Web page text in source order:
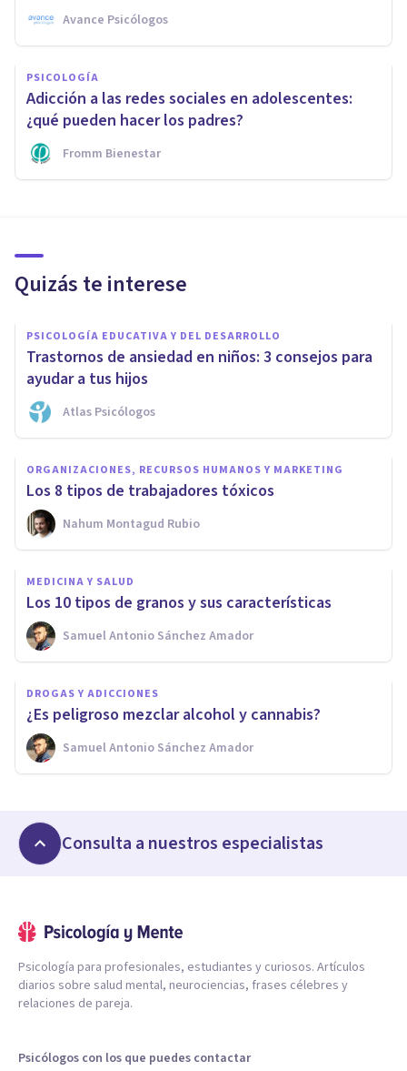
Avance Psicólogos
PSICOLOGÍA
Adicción a las redes sociales en adolescentes:
¿qué pueden hacer los padres?
Fromm Bienestar
Quizás te interese
PSICOLOGÍA EDUCATIVA Y DEL DESARROLLO
Trastornos de ansiedad en niños: 3 consejos para
ayudar a tus hijos
Atlas Psicólogos
ORGANIZACIONES, RECURSOS HUMANOS Y MARKETING
Los 8 tipos de trabajadores tóxicos
Nahum Montagud Rubio
MEDICINA Y SALUD
Los 10 tipos de granos y sus características
Samuel Antonio Sánchez Amador
DROGAS Y ADICCIONES
¿Es peligroso mezclar alcohol y cannabis?
Samuel Antonio Sánchez Amador
Consulta a nuestros especialistas
Psicología para profesionales, estudiantes y curiosos. Artículos
diarios sobre salud mental, neurociencias, frases célebres y
relaciones de pareja.
Psicólogos con los que puedes contactar